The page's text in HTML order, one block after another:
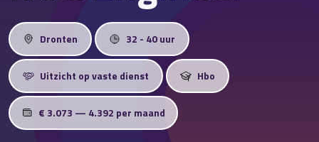
Vacatures
Nieuws
Over ons
Vestigingen
Dronten 32 - 40 uur
Uitzicht op vaste dienst Hbo
€ 3.073 — 4.392 per maand